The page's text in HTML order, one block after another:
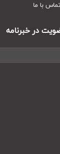
با ما
در خبرنامه